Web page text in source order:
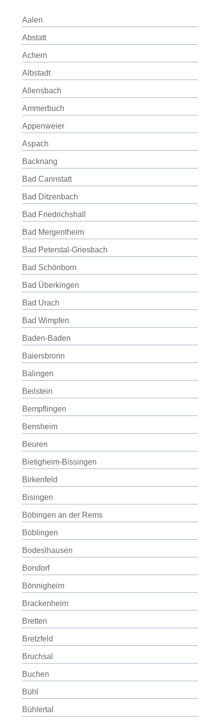
Aalen
Abstatt
Achern
Albstadt
Allensbach
Ammerbuch
Appenweier
Aspach
Backnang
Bad Cannstatt
Bad Ditzenbach
Bad Friedrichshall
Bad Mergentheim
Bad Peterstal-Griesbach
Bad Schönborn
Bad Überkingen
Bad Urach
Bad Wimpfen
Baden-Baden
Baiersbronn
Balingen
Beilstein
Bempflingen
Bensheim
Beuren
Bietigheim-Bissingen
Birkenfeld
Bisingen
Böbingen an der Rems
Böblingen
Bodeslhausen
Bondorf
Bönnigheim
Brackenheim
Bretten
Bretzfeld
Bruchsal
Buchen
Bühl
Bühlertal